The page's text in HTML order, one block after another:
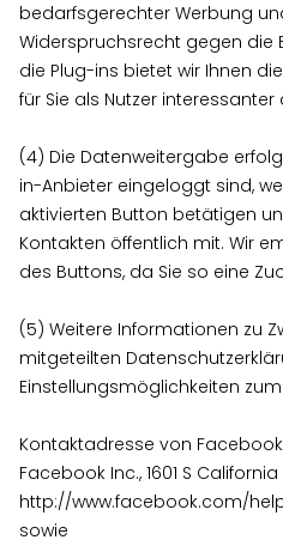
bedarfsgerechter Werbung
Widerspruchsrecht gegen die
die Plug-ins bietet wir Ihnen
für Sie als Nutzer interessanter
(4) Die Datenweitergabe
in-Anbieter eingeloggt sind,
aktivierten Button betätigen
Kontakten öffentlich mit. Wir
des Buttons, da Sie so eine
(5) Weitere Informationen zu
mitgeteilten
Einstellungsmöglichkeiten
Kontaktadresse von
Facebook Inc., 1601 S
http://www.facebook.com/
sowie